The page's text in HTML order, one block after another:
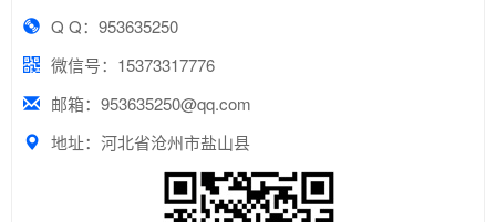
Q Q：953635250
微信号：15373317776
邮箱：953635250@qq.com
地址：河北省沧州市盐山县